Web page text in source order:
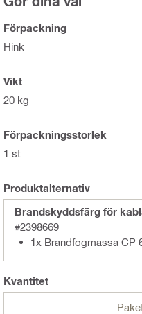
Förpackning
Hink
Vikt
20 kg
Förpackningsstorlek
1 st
Produktalternativ
Brandskyddsfärg för
#2398669
1x Brandfogmassa CP
Kvantitet